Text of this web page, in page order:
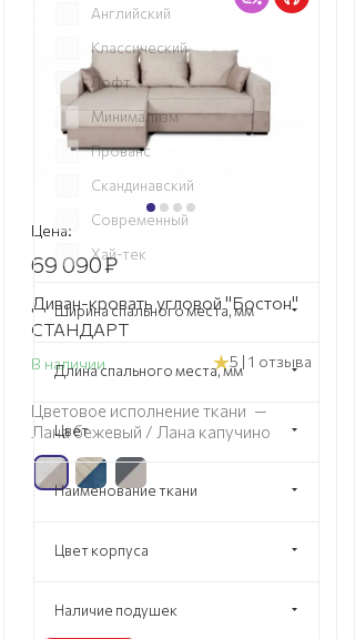
Цена:
69 090₽
Диван-кровать угловой "Бостон"
СТАНДАРТ
В наличии 5 | 1 отзыва
Цветовое исполнение ткани —
Лана бежевый / Лана капучино
Английский
Классический
Лофт
Минимализм
Прованс
Скандинавский
Современный
Хай-тек
Ширина спального места, мм
Длина спального места, мм
Цвет
Наименование ткани
Цвет корпуса
Наличие подушек